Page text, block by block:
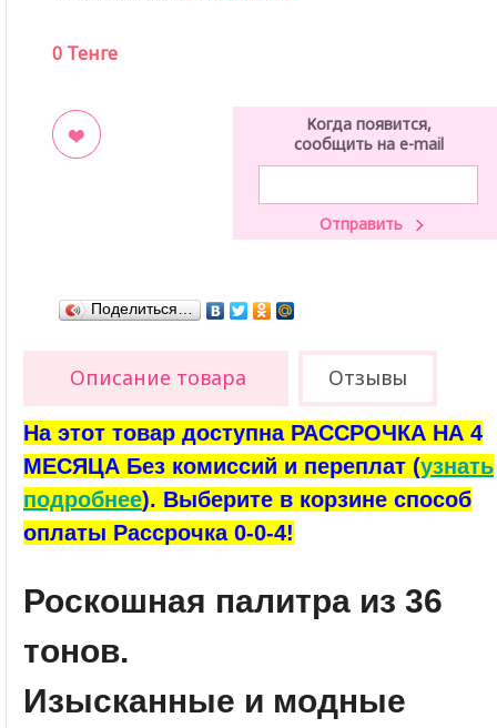
0 Тенге
Когда появится,
сообщить на e-mail
Поделиться…
Описание товара Отзывы
На этот товар доступна РАССРОЧКА НА 4
МЕСЯЦА Без комиссий и переплат (узнать
подробнее). Выберите в корзине способ
оплаты Рассрочка 0-0-4!
Роскошная палитра из 36
тонов.
Изысканные и модные